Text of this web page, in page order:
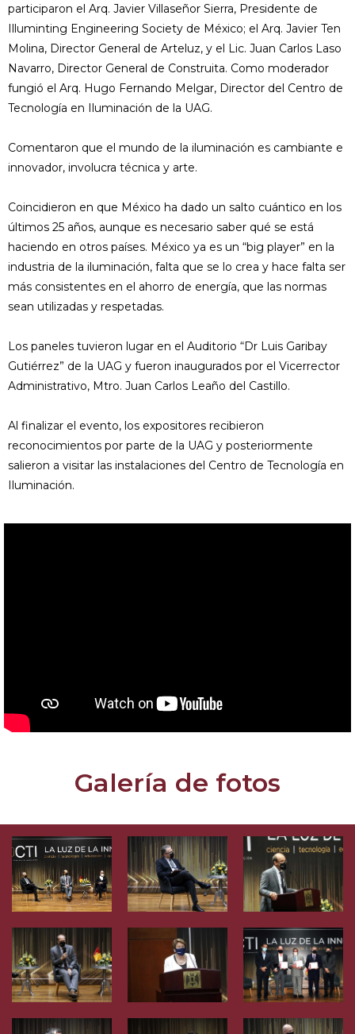
participaron el Arq. Javier Villaseñor Sierra, Presidente de
Illuminting Engineering Society de México; el Arq. Javier Ten
Molina, Director General de Arteluz, y el Lic. Juan Carlos Laso
Navarro, Director General de Construita. Como moderador
fungió el Arq. Hugo Fernando Melgar, Director del Centro de
Tecnología en Iluminación de la UAG.
Comentaron que el mundo de la iluminación es cambiante e
innovador, involucra técnica y arte.
Coincidieron en que México ha dado un salto cuántico en los
últimos 25 años, aunque es necesario saber qué se está
haciendo en otros países. México ya es un “big player” en la
industria de la iluminación, falta que se lo crea y hace falta ser
más consistentes en el ahorro de energía, que las normas
sean utilizadas y respetadas.
Los paneles tuvieron lugar en el Auditorio “Dr Luis Garibay
Gutiérrez” de la UAG y fueron inaugurados por el Vicerrector
Administrativo, Mtro. Juan Carlos Leaño del Castillo.
Al finalizar el evento, los expositores recibieron
reconocimientos por parte de la UAG y posteriormente
salieron a visitar las instalaciones del Centro de Tecnología en
Iluminación.
Galería de fotos